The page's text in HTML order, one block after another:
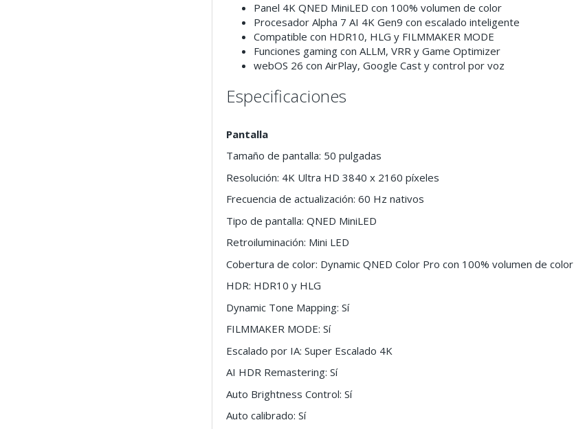
Panel 4K QNED MiniLED con 100% volumen de color
Procesador Alpha 7 AI 4K Gen9 con escalado inteligente
Compatible con HDR10, HLG y FILMMAKER MODE
Funciones gaming con ALLM, VRR y Game Optimizer
webOS 26 con AirPlay, Google Cast y control por voz
Especificaciones
Pantalla
Tamaño de pantalla: 50 pulgadas
Resolución: 4K Ultra HD 3840 x 2160 píxeles
Frecuencia de actualización: 60 Hz nativos
Tipo de pantalla: QNED MiniLED
Retroiluminación: Mini LED
Cobertura de color: Dynamic QNED Color Pro con 100% volumen de color
HDR: HDR10 y HLG
Dynamic Tone Mapping: Sí
FILMMAKER MODE: Sí
Escalado por IA: Super Escalado 4K
AI HDR Remastering: Sí
Auto Brightness Control: Sí
Auto calibrado: Sí